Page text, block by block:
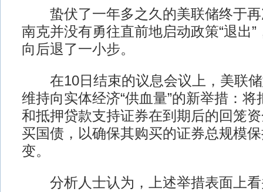
蛰伏了一年多之久的美联储终于再
南克并没有勇往直前地启动政策“退出
向后退了一小步。
在10日结束的议息会议上，美联储
维持向实体经济“供血量”的新举措：
和抵押贷款支持证券在到期后的回笼
买国债，以确保其购买的证券总规模
变。
分析人士认为，上述举措表面上看